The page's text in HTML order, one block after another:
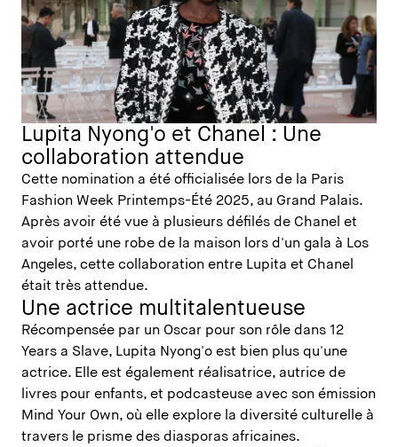
Lupita Nyong'o et Chanel : Une
collaboration attendue
Cette nomination a été officialisée lors de la Paris
Fashion Week Printemps-Été 2025, au Grand Palais.
Après avoir été vue à plusieurs défilés de Chanel et
avoir porté une robe de la maison lors d'un gala à Los
Angeles, cette collaboration entre Lupita et Chanel
était très attendue.
Une actrice multitalentueuse
Récompensée par un Oscar pour son rôle dans 12
Years a Slave, Lupita Nyong'o est bien plus qu'une
actrice. Elle est également réalisatrice, autrice de
livres pour enfants, et podcasteuse avec son émission
Mind Your Own, où elle explore la diversité culturelle à
travers le prisme des diasporas africaines.